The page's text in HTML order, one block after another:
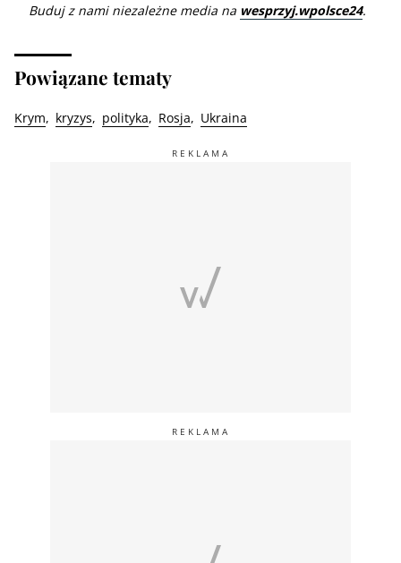
Buduj z nami niezależne media na wesprzyj.wpolsce24.
Powiązane tematy
Krym kryzys polityka Rosja Ukraina